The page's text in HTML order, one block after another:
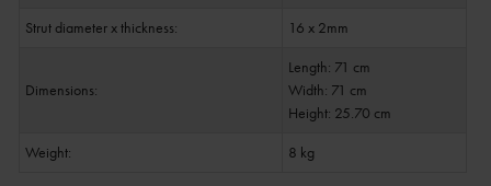
Strut diameter x thickness:
16 x 2mm
Dimensions:
Length: 71 cm
Width: 71 cm
Height: 25.70 cm
Weight:
8 kg